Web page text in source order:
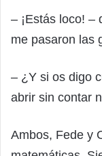
– ¡Estás loco! –
me pasaron las
– ¿Y si os digo
abrir sin contar
Ambos, Fede y